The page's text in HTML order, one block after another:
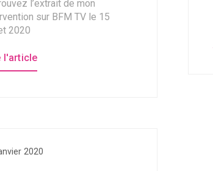
l’extrait de mon
sur BFM TV le 15
2020
l'article
2020